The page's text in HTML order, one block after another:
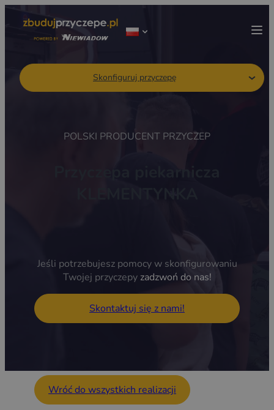
Skonfiguruj przyczepę
POLSKI PRODUCENT PRZYCZEP
Jeśli potrzebujesz pomocy w skonfigurowaniu
Twojej przyczepy zadzwoń do nas!
Skontaktuj się z nami!
Wróć do wszystkich realizacji